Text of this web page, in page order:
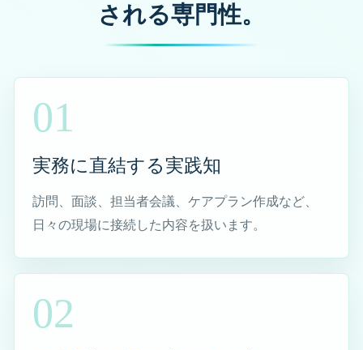
1
医療・介護従事者の心が軽くなるエピソード集 Episode
もっと医療・介護従事者の心が軽くなるエピソード集 Ep
制度は同じ。運用は別物。 ケアマネが知っている4+1自
治体の話
なぜケアマネジャーの仕事は大変と言われるのか
される専門性。
01
実務に直結する実践知
訪問、面談、担当者会議、ケアプラン作成など、
日々の現場に接続した内容を扱います。
02